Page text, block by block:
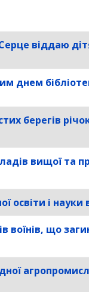
віддаю
днем
берегів
вищої та
освіти і науки
воїнів, що